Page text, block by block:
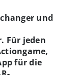
und
Für jeden
für die